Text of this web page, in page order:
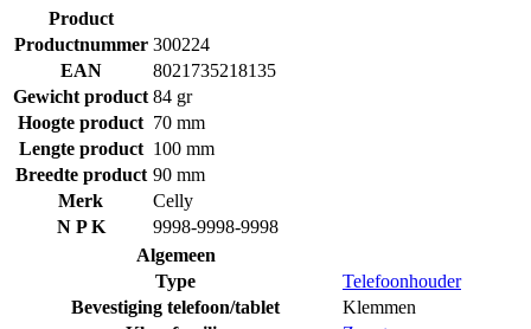
Product
Productnummer 300224
EAN
8021735218135
Gewicht product 84 gr
Hoogte product 70 mm
Lengte product 100 mm
Breedte product 90 mm
Merk
Celly
N P K
9998-9998-9998
Algemeen
Type
Telefoonhouder
Bevestiging telefoon/tablet
Klemmen